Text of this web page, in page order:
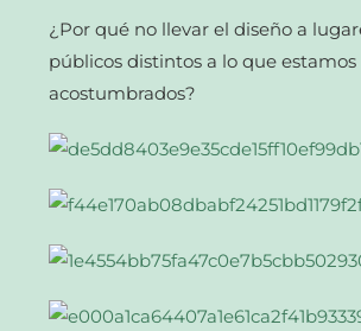
¿Por qué no llevar el diseño a
públicos distintos a lo que estamos
acostumbrados?